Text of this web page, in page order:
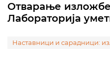
Отварање изложбе
Лабораторија
Наставници и сарадници: